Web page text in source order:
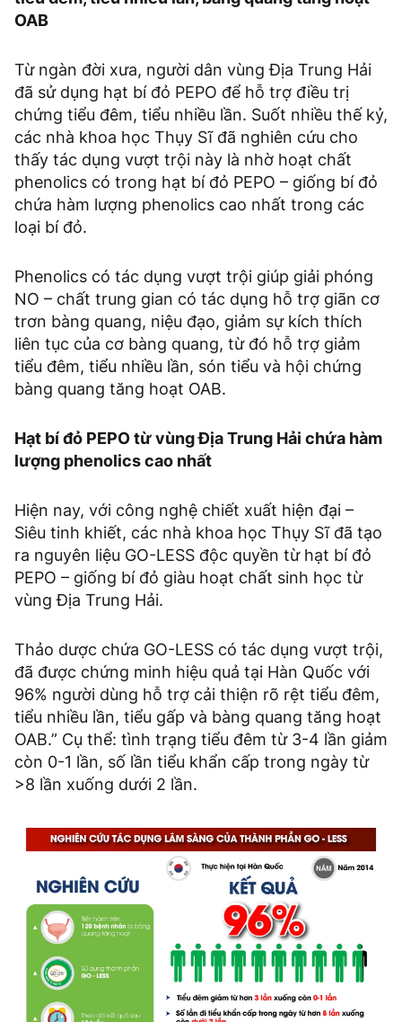
OAB
Từ ngàn đời xưa, người dân vùng Địa Trung Hải
đã sử dụng hạt bí đỏ PEPO để hỗ trợ điều trị
chứng tiểu đêm, tiểu nhiều lần. Suốt nhiều thế kỷ,
các nhà khoa học Thụy Sĩ đã nghiên cứu cho
thấy tác dụng vượt trội này là nhờ hoạt chất
phenolics có trong hạt bí đỏ PEPO – giống bí đỏ
chứa hàm lượng phenolics cao nhất trong các
loại bí đỏ.
Phenolics có tác dụng vượt trội giúp giải phóng
NO – chất trung gian có tác dụng hỗ trợ giãn cơ
trơn bàng quang, niệu đạo, giảm sự kích thích
liên tục của cơ bàng quang, từ đó hỗ trợ giảm
tiểu đêm, tiểu nhiều lần, són tiểu và hội chứng
bàng quang tăng hoạt OAB.
Hạt bí đỏ PEPO từ vùng Địa Trung Hải chứa hàm
lượng phenolics cao nhất
Hiện nay, với công nghệ chiết xuất hiện đại –
Siêu tinh khiết, các nhà khoa học Thụy Sĩ đã tạo
ra nguyên liệu GO-LESS độc quyền từ hạt bí đỏ
PEPO – giống bí đỏ giàu hoạt chất sinh học từ
vùng Địa Trung Hải.
Thảo dược chứa GO-LESS có tác dụng vượt trội,
đã được chứng minh hiệu quả tại Hàn Quốc với
96% người dùng hỗ trợ cải thiện rõ rệt tiểu đêm,
tiểu nhiều lần, tiểu gấp và bàng quang tăng hoạt
OAB.” Cụ thể: tình trạng tiểu đêm từ 3-4 lần giảm
còn 0-1 lần, số lần tiểu khẩn cấp trong ngày từ
>8 lần xuống dưới 2 lần.